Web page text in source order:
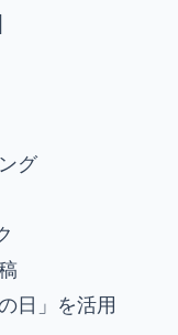
グ
日」を活用